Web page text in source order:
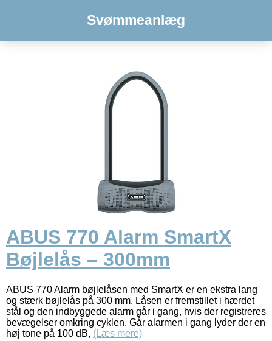
Svømmeanlæg
ABUS 770 Alarm SmartX
Bøjlelås – 300mm
ABUS 770 Alarm bøjlelåsen med SmartX er en ekstra lang
og stærk bøjlelås på 300 mm. Låsen er fremstillet i hærdet
stål og den indbyggede alarm går i gang, hvis der registreres
bevægelser omkring cyklen. Går alarmen i gang lyder der en
høj tone på 100 dB, (Læs mere)